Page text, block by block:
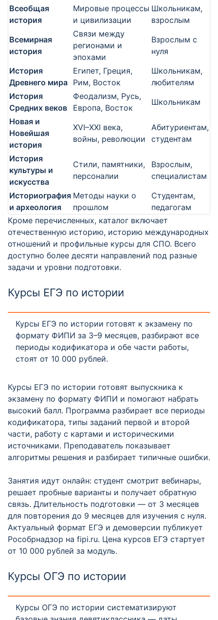
Всеобщая
история
Мировые процессы
и цивилизации
Школьникам,
взрослым
Всемирная
история
Связи между
регионами и
эпохами
Взрослым с
нуля
История
Древнего мира
Египет, Греция,
Рим, Восток
Школьникам,
любителям
История
Средних веков
Феодализм, Русь,
Европа, Восток
Школьникам
Новая и
Новейшая
история
XVI–XXI века,
войны, революции
Абитуриентам,
студентам
История
культуры и
искусства
Стили, памятники,
персоналии
Взрослым,
специалистам
Историография
и археология
Методы науки о
прошлом
Студентам,
педагогам
Кроме перечисленных, каталог включает
отечественную историю, историю международных
отношений и профильные курсы для СПО. Всего
доступно более десяти направлений под разные
задачи и уровни подготовки.
Курсы ЕГЭ по истории
Курсы ЕГЭ по истории готовят к экзамену по
формату ФИПИ за 3–9 месяцев, разбирают все
периоды кодификатора и обе части работы,
стоят от 10 000 рублей.
Курсы ЕГЭ по истории готовят выпускника к
экзамену по формату ФИПИ и помогают набрать
высокий балл. Программа разбирает все периоды
кодификатора, типы заданий первой и второй
части, работу с картами и историческими
источниками. Преподаватель показывает
алгоритмы решения и разбирает типичные ошибки.
Занятия идут онлайн: студент смотрит вебинары,
решает пробные варианты и получает обратную
связь. Длительность подготовки — от 3 месяцев
для повторения до 9 месяцев для изучения с нуля.
Актуальный формат ЕГЭ и демоверсии публикует
Рособрнадзор на fipi.ru. Цена курсов ЕГЭ стартует
от 10 000 рублей за модуль.
Курсы ОГЭ по истории
Курсы ОГЭ по истории систематизируют